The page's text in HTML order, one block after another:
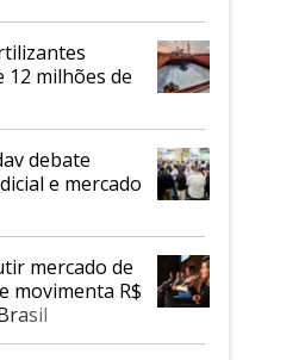
12 milhões de
debate
e mercado
mercado de
movimenta R$